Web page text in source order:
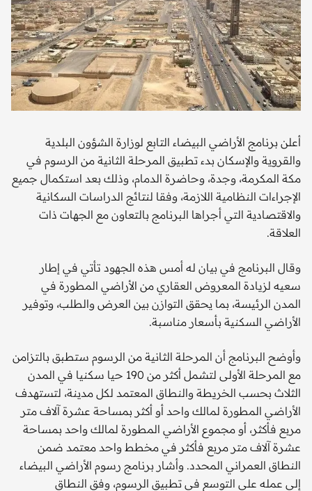
أعلن برنامج الأراضي البيضاء التابع لوزارة الشؤون البلدية
والقروية والإسكان بدء تطبيق المرحلة الثانية من الرسوم في
مكة المكرمة، وجدة، وحاضرة الدمام، وذلك بعد استكمال جميع
الإجراءات النظامية اللازمة، وفقا لنتائج الدراسات السكانية
والاقتصادية التي أجراها البرنامج بالتعاون مع الجهات ذات
العلاقة.
وقال البرنامج في بيان له أمس هذه الجهود تأتي في إطار
سعيه لزيادة المعروض العقاري من الأراضي المطورة في
المدن الرئيسة، بما يحقق التوازن بين العرض والطلب، وتوفير
الأراضي السكنية بأسعار مناسبة.
وأوضح البرنامج أن المرحلة الثانية من الرسوم ستطبق بالتزامن
مع المرحلة الأولى لتشمل أكثر من 190 حيا سكنيا في المدن
الثلاث بحسب الخريطة والنطاق المعتمد لكل مدينة، لتستهدف
الأراضي المطورة لمالك واحد أو أكثر بمساحة عشرة آلاف متر
مربع فأكثر، أو مجموع الأراضي المطورة لمالك واحد بمساحة
عشرة آلاف متر مربع فأكثر في مخطط واحد معتمد ضمن
النطاق العمراني المحدد. وأشار برنامج رسوم الأراضي البيضاء
إلى عمله على التوسع في تطبيق الرسوم، وفق النطاق